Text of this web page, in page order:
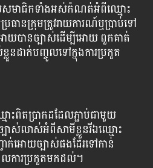
សមាជិកទាំងអស់កំណត់អំពីឈ្មោះ
ានក្រុមត្រូវរាយការណ៍ឬប្រាប់ទៅ
អោយបានច្បាស់ដើម្បីអោយ ពួកគាត់
នដាក់បញ្ចូលទៅក្នុងការប្រកួត
ះពិតប្រាកដដែលភ្ជាប់ជាមួយ
ាស់លាស់អំពីសាមីខ្លួនរីឯឈ្មោះ
ាក់អោយច្បាស់ផងដែរទៅកាន់
េលការប្រកួតមកដល់។